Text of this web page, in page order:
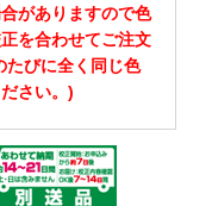
がありますので色
を合わせてご注文
たびに全く同じ色
さい。)